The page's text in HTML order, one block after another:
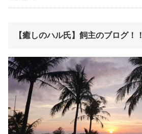
【癒しのハル氏】飼主のブログ！！